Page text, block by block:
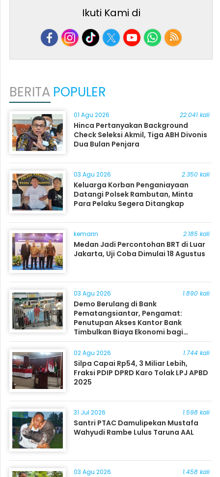
Ikuti Kami di
BERITA POPULER
01 Agu 2026 22.041 kali
Hinca Pertanyakan Background
Check Seleksi Akmil, Tiga ABH Divonis
Dua Bulan Penjara
03 Agu 2026 2.350 kali
Keluarga Korban Penganiayaan
Datangi Polsek Rambutan, Minta
Para Pelaku Segera Ditangkap
kemarin 2.185 kali
Medan Jadi Percontohan BRT di Luar
Jakarta, Uji Coba Dimulai 18 Agustus
03 Agu 2026 1.890 kali
Demo Berulang di Bank
Pematangsiantar, Pengamat:
Penutupan Akses Kantor Bank
Timbulkan Biaya Ekonomi bagi
Masyarakat
02 Agu 2026 1.744 kali
Silpa Capai Rp54, 3 Miliar Lebih,
Fraksi PDIP DPRD Karo Tolak LPJ APBD
2025
31 Jul 2026 1.598 kali
Santri PTAC Damulipekan Mustafa
Wahyudi Rambe Lulus Taruna AAL
03 Agu 2026 1.458 kali